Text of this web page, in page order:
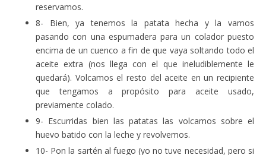
reservamos.
8- Bien, ya tenemos la patata hecha y la vamos
pasando con una espumadera para un colador puesto
encima de un cuenco a fin de que vaya soltando todo el
aceite extra (nos llega con el que ineludiblemente le
quedará). Volcamos el resto del aceite en un recipiente
que tengamos a propósito para aceite usado,
previamente colado.
9- Escurridas bien las patatas las volcamos sobre el
huevo batido con la leche y revolvemos.
10- Pon la sartén al fuego (yo no tuve necesidad, pero si